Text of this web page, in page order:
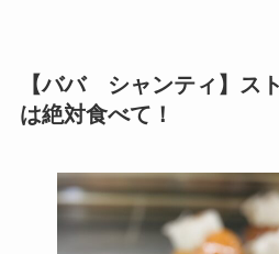
【ババ シャンティ】ス
は絶対食べて！